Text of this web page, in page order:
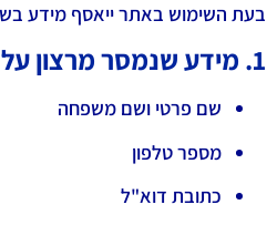
בעת השימוש באתר ייאסף מידע
1. מידע שנמסר מרצון על ידי המשתמש:
שם פרטי ושם משפחה
מספר טלפון
כתובת דוא"ל